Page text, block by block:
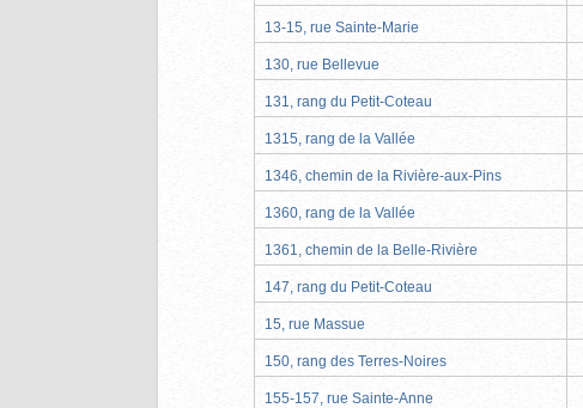
13-15, rue Sainte-Marie
130, rue Bellevue
131, rang du Petit-Coteau
1315, rang de la Vallée
1346, chemin de la Rivière-aux-Pins
1360, rang de la Vallée
1361, chemin de la Belle-Rivière
147, rang du Petit-Coteau
15, rue Massue
150, rang des Terres-Noires
155-157, rue Sainte-Anne